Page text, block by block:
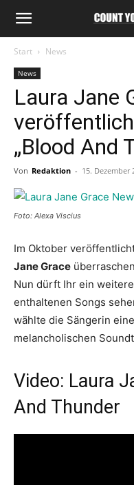
Start News
News
Laura Jane
„Blood And
Von Redaktion - 15. Dezember
Foto: Alexa Viscius
Im Oktober
Jane Grace
Nun dürft Ihr ein
enthaltenen Songs
wählte die Sängerin
melancholischen
Video: Laura
And Thunder